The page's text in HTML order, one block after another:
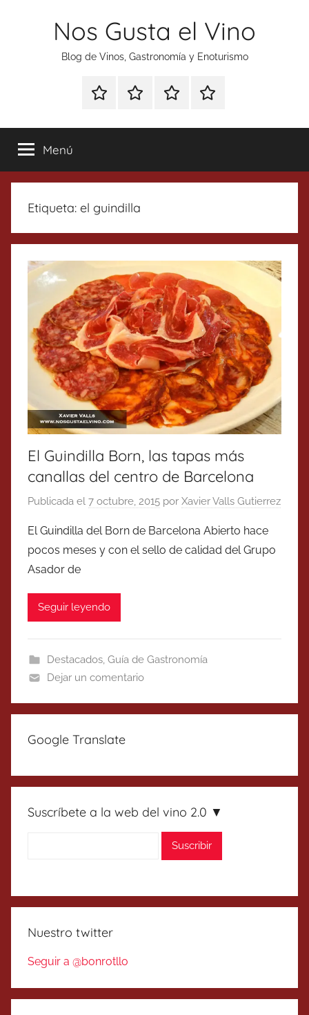
Nos Gusta el Vino
Blog de Vinos, Gastronomía y Enoturismo
Especial
Tonics
Enoturismo
Gastronomía
RankingContacto
Menú
Etiqueta: el guindilla
El Guindilla Born, las tapas más
canallas del centro de Barcelona
Publicada el 7 octubre, 2015 por Xavier Valls Gutierrez
El Guindilla del Born de Barcelona Abierto hace
pocos meses y con el sello de calidad del Grupo
Asador de
Seguir leyendo
Destacados, Guía de Gastronomía
Dejar un comentario
Google Translate
Suscríbete a la web del vino 2.0 ▼
Nuestro twitter
Seguir a @bonrotllo